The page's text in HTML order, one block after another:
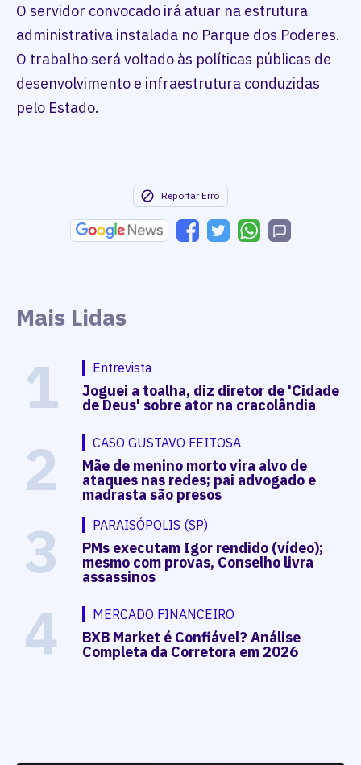
O servidor convocado irá atuar na estrutura
administrativa instalada no Parque dos Poderes.
O trabalho será voltado às políticas públicas de
desenvolvimento e infraestrutura conduzidas
pelo Estado.
Reportar Erro
Mais Lidas
1 Entrevista
Joguei a toalha, diz diretor de 'Cidade
de Deus' sobre ator na cracolândia
2 CASO GUSTAVO FEITOSA
Mãe de menino morto vira alvo de
ataques nas redes; pai advogado e
madrasta são presos
3 PARAISÓPOLIS (SP)
PMs executam Igor rendido (vídeo);
mesmo com provas, Conselho livra
assassinos
4 MERCADO FINANCEIRO
BXB Market é Confiável? Análise
Completa da Corretora em 2026